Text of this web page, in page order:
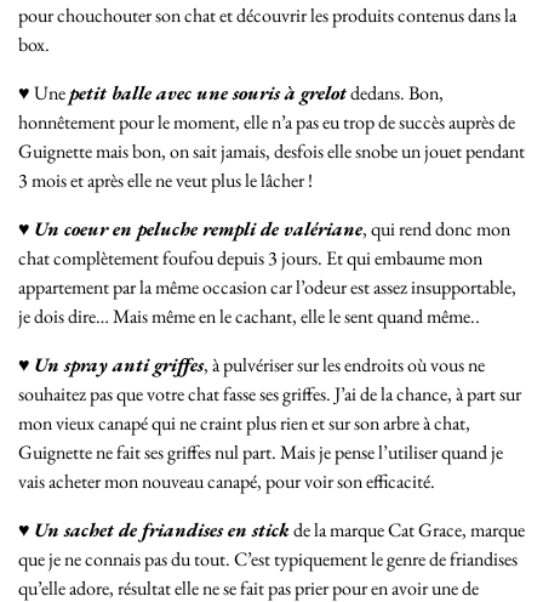
pour chouchouter son chat et découvrir les produits contenus dans la
box.
♥ Unepetit balle avec une souris à grelotdedans. Bon,
honnêtement pour le moment, elle n’a pas eu trop de succès auprès de
Guignette mais bon, on sait jamais, desfois elle snobe un jouet pendant
3 mois et après elle ne veut plus le lâcher !
♥ Un coeur en peluche rempli de valériane, qui rend donc mon
chat complètement foufou depuis 3 jours. Et qui embaume mon
appartement par la même occasion car l’odeur est assez insupportable,
je dois dire… Mais même en le cachant, elle le sent quand même..
♥ Un spray anti griffes, à pulvériser sur les endroits où vous ne
souhaitez pas que votre chat fasse ses griffes. J’ai de la chance, à part sur
mon vieux canapé qui ne craint plus rien et sur son arbre à chat,
Guignette ne fait ses griffes nul part. Mais je pense l’utiliser quand je
vais acheter mon nouveau canapé, pour voir son efficacité.
♥ Un sachet de friandises en stickde la marque Cat Grace, marque
que je ne connais pas du tout. C’est typiquement le genre de friandises
qu’elle adore, résultat elle ne se fait pas prier pour en avoir une de